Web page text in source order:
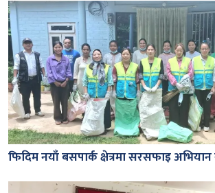
फिदिम नयाँ बसपार्क क्षेत्रमा सरसफाइ